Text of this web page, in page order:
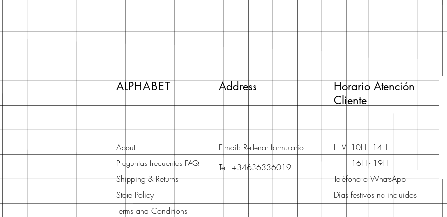
ALPHABET Address
About
Preguntas frecuentes FAQ
Shipping & Returns
Store Policy
Terms and Conditions
E-mail: Rellenar formulario
Tel: +34636336019
Horario Atención
Cliente
L - V: 10H - 14H
16H - 19H
Teléfono o WhatsApp
Días festivos no incluidos